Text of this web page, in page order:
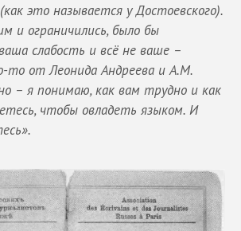
это называется у Достоевского).
и ограничились, было бы
слабость и всё не ваше –
то от Леонида Андреева и А.М.
– я понимаю, как вам трудно и как
чтобы овладеть языком. И